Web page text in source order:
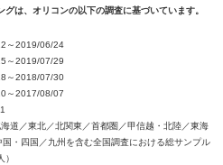
は、オリコンの以下の調査に基づいています。
～2019/06/24
～2019/07/29
～2018/07/30
～2017/08/07
道／東北／北関東／首都圏／甲信越・北陸／東海
国・四国／九州を含む全国調査における総サンプル
）